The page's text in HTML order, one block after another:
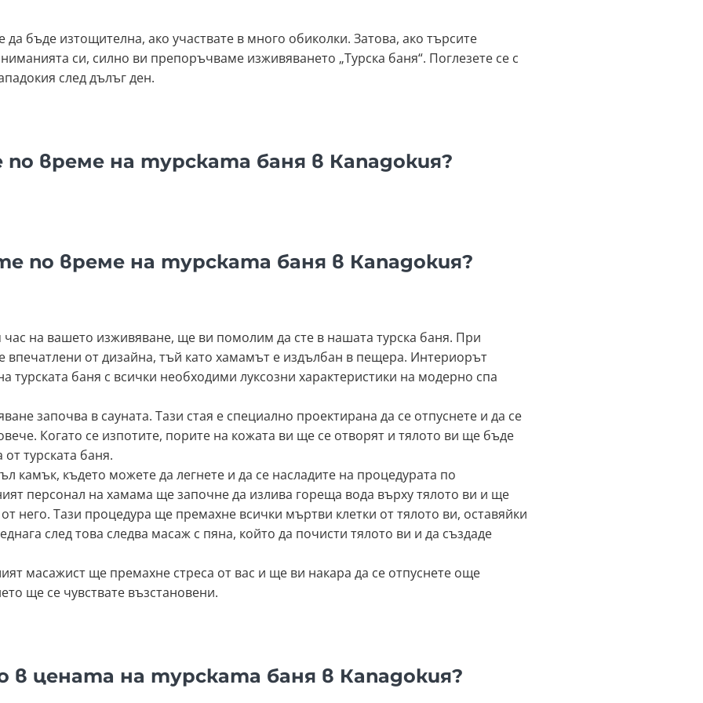
бъде изтощителна, ако участвате в много обиколки. Затова, ако търсите
си, силно ви препоръчваме изживяването „Турска баня“. Поглезете се с
след дълъг ден.
време на турската баня в Кападокия?
по време на турската баня в Кападокия?
на вашето изживяване, ще ви помолим да сте в нашата турска баня. При
впечатлени от дизайна, тъй като хамамът е издълбан в пещера. Интериорът
турската баня с всички необходими луксозни характеристики на модерно спа
започва в сауната. Тази стая е специално проектирана да се отпуснете и да се
Когато се изпотите, порите на кожата ви ще се отворят и тялото ви ще бъде
турската баня.
камък, където можете да легнете и да се насладите на процедурата по
персонал на хамама ще започне да излива гореща вода върху тялото ви и ще
него. Тази процедура ще премахне всички мъртви клетки от тялото ви, оставяйки
след това следва масаж с пяна, който да почисти тялото ви и да създаде
масажист ще премахне стреса от вас и ще ви накара да се отпуснете още
ще се чувствате възстановени.
в цената на турската баня в Кападокия?